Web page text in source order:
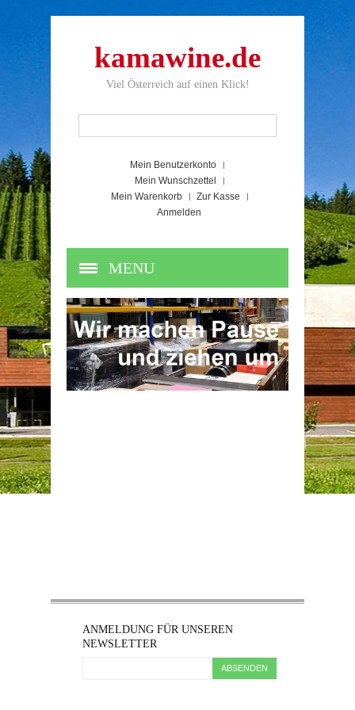
kamawine.de
Viel Österreich auf einen Klick!
Mein Benutzerkonto
Mein Wunschzettel
Mein Warenkorb
Zur Kasse
Anmelden
MENU
ANMELDUNG FÜR UNSEREN
NEWSLETTER
ABSENDEN